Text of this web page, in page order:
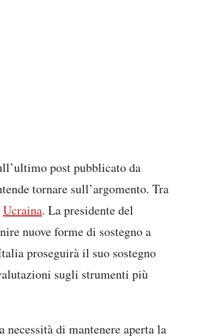
post pubblicato da
tornare sull’argomento. Tra
Ucraina. La presidente del
nuove forme di sostegno a
proseguirà il suo sostegno
sugli strumenti più
di mantenere aperta la